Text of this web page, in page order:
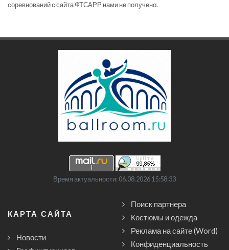
соревнований с сайта ФТСАРР нами не получено.
Время актуальности: 06.08.2026 15:58:33
КАРТА САЙТА
Новости
Поиск партнера
Костюмы и одежда
Реклама на сайте (Word)
Конфиденциальность